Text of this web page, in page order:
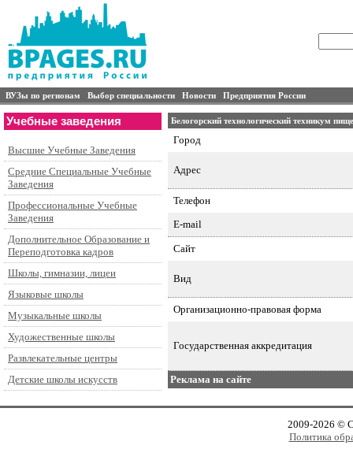
ВУЗы по регионам Выбор специальности Новости Предприятия России
Учебные заведения
Высшие Учебные Заведения
Средние Специальные Учебные
Заведения
Профессиональные Учебные
Заведения
Дополнительное Образование и
Переподготовка кадров
Школы, гимназии, лицеи
Языковые школы
Музыкальные школы
Художественные школы
Развлекательные центры
Детские школы искусств
Белогорский технологический техникум
Город
Адрес
Телефон
E-mail
Сайт
Вид
Организационно-правовая форма
Государственная аккредитация
Реклама на сайте
2009-2026 ©
Политика